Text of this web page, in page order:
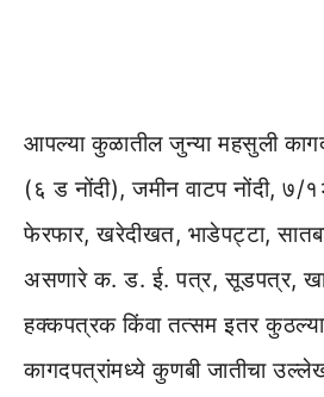
आपल्या कुळातील जुन्या महसुली
(६ ड नोंदी), जमीन वाटप नोंदी, ७/
फेरफार, खरेदीखत, भाडेपट्टा,
असणारे क. ड. ई. पत्र, सूडपत्र,
हक्कपत्रक किंवा तत्सम इतर
कागदपत्रांमध्ये कुणबी जातीचा